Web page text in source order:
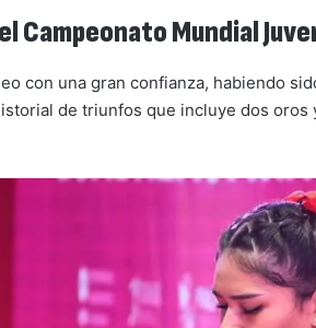
Campeonato Mundial
con una gran confianza, habiendo
de triunfos que incluye dos oros